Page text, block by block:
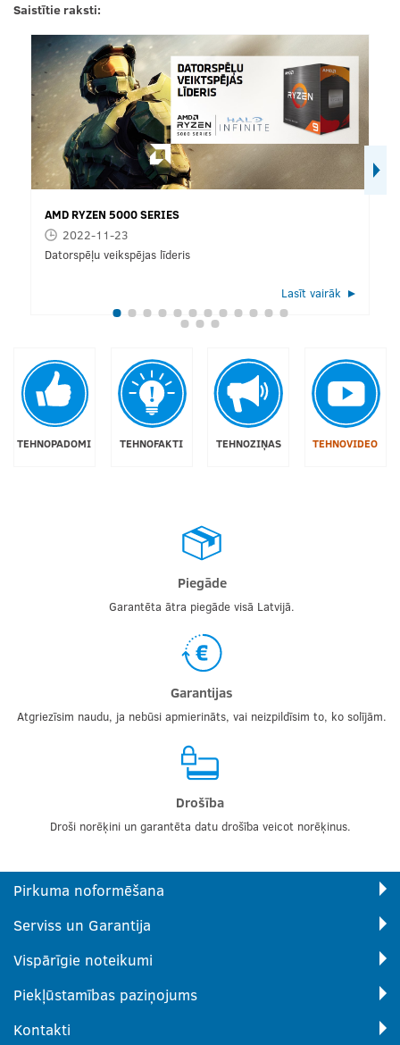
Saistītie raksti:
AMD RYZEN 5000 SERIES
2022-11-23
Datorspēļu veikspējas līderis
Lasīt vairāk
TEHNOPADOMI TEHNOFAKTI TEHNOZIŅAS TEHNOVIDEO
Piegāde
Garantēta ātra piegāde visā Latvijā.
Garantijas
Atgriezīsim naudu, ja nebūsi apmierināts, vai neizpildīsim to, ko solījām.
Drošība
Droši norēķini un garantēta datu drošība veicot norēķinus.
Pirkuma noformēšana
Serviss un Garantija
Vispārīgie noteikumi
Piekļūstamības paziņojums
Kontakti